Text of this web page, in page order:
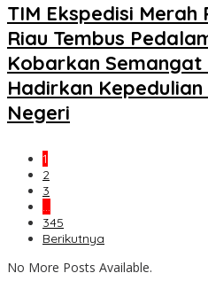
TIM Ekspedisi Merah
Riau Tembus
Kobarkan Semangat
Hadirkan
Negeri
1
2
3
…
345
Berikutnya
No More Posts Available.